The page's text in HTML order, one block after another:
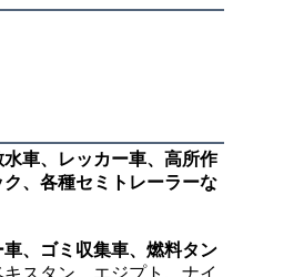
水車、レッカー車、高所作
、各種セミトレーラーな
、ゴミ収集車、燃料タン